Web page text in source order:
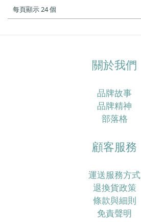
每頁顯示 24 個
關於我們
品牌故事
品牌精神
部落格
顧客服務
運送服務方式
退換貨政策
條款與細則
免責聲明